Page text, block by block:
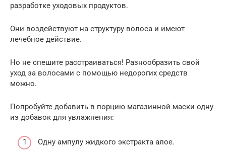
разработке уходовых продуктов.
Они воздействуют на структуру волоса и имеют
лечебное действие.
Но не спешите расстраиваться! Разнообразить свой
уход за волосами с помощью недорогих средств
можно.
Попробуйте добавить в порцию магазинной маски одну
из добавок для увлажнения:
Одну ампулу жидкого экстракта алое.